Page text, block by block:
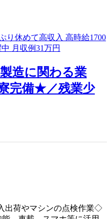
造に関わる業
完備★／残業少
出荷やマシンの点検作業◇